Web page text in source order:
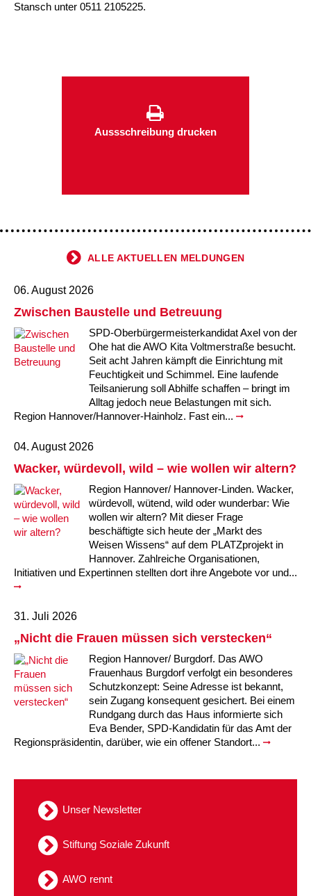
Kindertagesstätte Voltmerstraße
Stansch unter 0511 2105225.
Aussschreibung drucken
ALLE AKTUELLEN MELDUNGEN
06. August 2026
Zwischen Baustelle und Betreuung
SPD-Oberbürgermeisterkandidat Axel von der
Ohe hat die AWO Kita Voltmerstraße besucht.
Seit acht Jahren kämpft die Einrichtung mit
Feuchtigkeit und Schimmel. Eine laufende
Teilsanierung soll Abhilfe schaffen – bringt im
Alltag jedoch neue Belastungen mit sich.
Region Hannover/Hannover-Hainholz. Fast ein...
04. August 2026
Wacker, würdevoll, wild – wie wollen wir altern?
Region Hannover/ Hannover-Linden. Wacker,
würdevoll, wütend, wild oder wunderbar: Wie
wollen wir altern? Mit dieser Frage
beschäftigte sich heute der „Markt des
Weisen Wissens“ auf dem PLATZprojekt in
Hannover. Zahlreiche Organisationen,
Initiativen und Expertinnen stellten dort ihre Angebote vor und...
31. Juli 2026
„Nicht die Frauen müssen sich verstecken“
Region Hannover/ Burgdorf. Das AWO
Frauenhaus Burgdorf verfolgt ein besonderes
Schutzkonzept: Seine Adresse ist bekannt,
sein Zugang konsequent gesichert. Bei einem
Rundgang durch das Haus informierte sich
Eva Bender, SPD-Kandidatin für das Amt der
Regionspräsidentin, darüber, wie ein offener Standort...
Unser Newsletter
Stiftung Soziale Zukunft
AWO rennt